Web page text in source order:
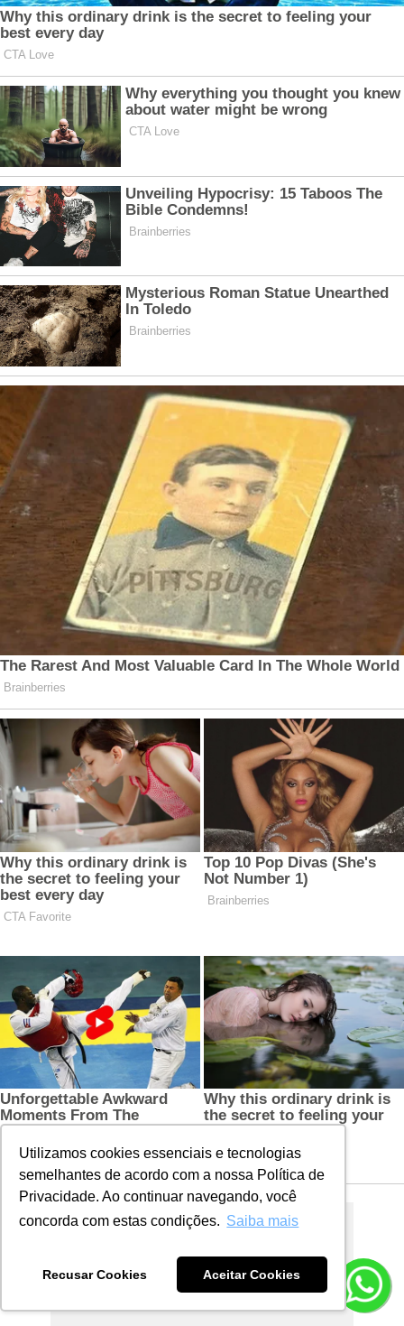
Utilizamos cookies essenciais e tecnologias
semelhantes de acordo com a nossa Política de
Privacidade. Ao continuar navegando, você
concorda com estas condições. Saiba mais
Recusar Cookies Aceitar Cookies